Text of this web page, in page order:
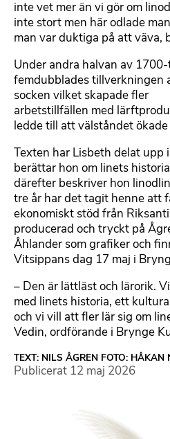
inte vet mer än vi gör om
inte stort men här odlade
man var duktiga på att väva,
Under andra halvan av
femdubblades tillverkningen
socken vilket skapade fler
arbetstillfällen med
ledde till att välståndet ökade
Texten har Lisbeth delat upp
berättar hon om linets
därefter beskriver hon
tre år har det tagit henne att
ekonomiskt stöd från
producerad och tryckt på
Åhlander som grafiker och
Vitsippans dag 17 maj i
– Den är lättläst och lärorik.
med linets historia, ett
och vi vill att fler lär sig om
Vedin, ordförande i Brynge
TEXT: NILS ÅGREN FOTO: HÅKAN
Publicerat 12 maj 2026